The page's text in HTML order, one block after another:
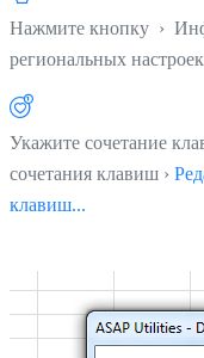
Нажмите кнопку ›
региональных
Укажите сочетание
сочетания клавиш ›
клавиш...